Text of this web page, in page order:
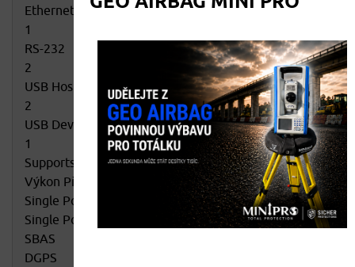
Ethernet
1
RS-232
2
USB Host
2
USB Device
1
Supports RS-422 (mode pin)
Výkon Přesnost
Single Point L1
Single Point L1/L2
SBAS
DGPS